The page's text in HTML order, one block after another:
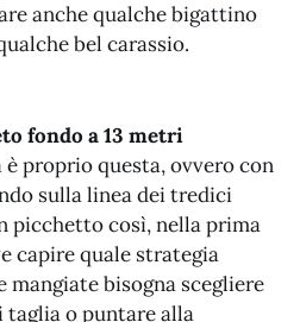
anche qualche bigattino
bel carassio.
fondo a 13 metri
proprio questa, ovvero con
sulla linea dei tredici
picchetto così, nella prima
capire quale strategia
mangiate bisogna scegliere
taglia o puntare alla